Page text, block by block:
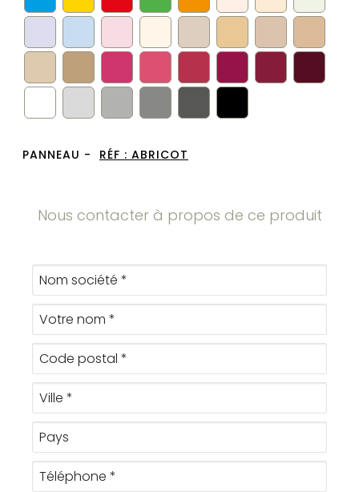
PANNEAU - RÉF : ABRICOT
Nous contacter à propos de ce produit